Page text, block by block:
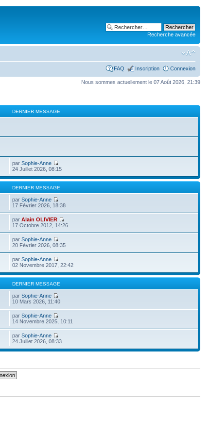
Recherche avancée
FAQ Inscription Connexion
Nous sommes actuellement le 07 Août 2026, 21:39
DERNIER MESSAGE
parSophie-Anne
24 Juillet 2026, 08:15
DERNIER MESSAGE
parSophie-Anne
17 Février 2026, 18:38
parAlain OLIVIER
17 Octobre 2012, 14:26
parSophie-Anne
20 Février 2026, 08:35
parSophie-Anne
02 Novembre 2017, 22:42
DERNIER MESSAGE
parSophie-Anne
10 Mars 2026, 11:40
parSophie-Anne
14 Novembre 2025, 10:11
parSophie-Anne
24 Juillet 2026, 08:33